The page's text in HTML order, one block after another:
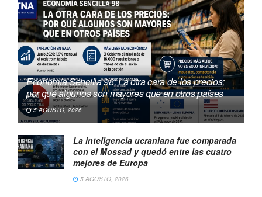
Economía Sencilla 98: La otra cara de los precios;
por qué algunos son mayores que en otros países
5 AGOSTO, 2026
La inteligencia ucraniana fue comparada
con el Mossad y quedó entre las cuatro
mejores de Europa
5 AGOSTO, 2026